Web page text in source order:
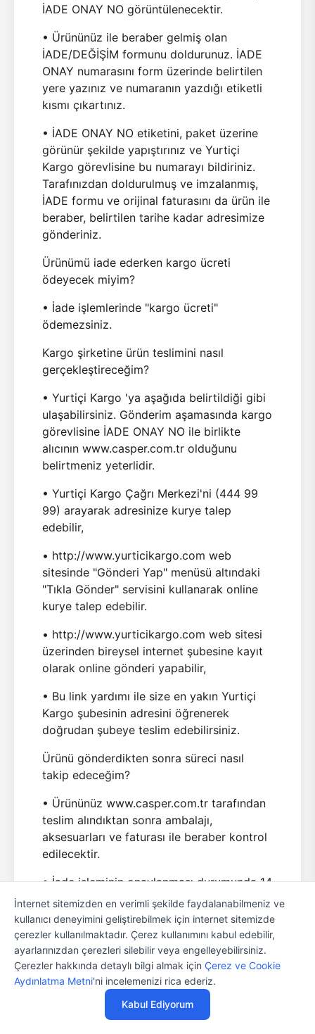
İADE ONAY NO görüntülenecektir.
• Ürününüz ile beraber gelmiş olan
İADE/DEĞİŞİM formunu doldurunuz. İADE
ONAY numarasını form üzerinde belirtilen
yere yazınız ve numaranın yazdığı etiketli
kısmı çıkartınız.
• İADE ONAY NO etiketini, paket üzerine
görünür şekilde yapıştırınız ve Yurtiçi
Kargo görevlisine bu numarayı bildiriniz.
Tarafınızdan doldurulmuş ve imzalanmış,
İADE formu ve orijinal faturasını da ürün ile
beraber, belirtilen tarihe kadar adresimize
gönderiniz.
Ürünümü iade ederken kargo ücreti
ödeyecek miyim?
• İade işlemlerinde "kargo ücreti"
ödemezsiniz.
Kargo şirketine ürün teslimini nasıl
gerçekleştireceğim?
• Yurtiçi Kargo 'ya aşağıda belirtildiği gibi
ulaşabilirsiniz. Gönderim aşamasında kargo
görevlisine İADE ONAY NO ile birlikte
alıcının www.casper.com.tr olduğunu
belirtmeniz yeterlidir.
• Yurtiçi Kargo Çağrı Merkezi'ni (444 99
99) arayarak adresinize kurye talep
edebilir,
• http://www.yurticikargo.com web
sitesinde "Gönderi Yap" menüsü altındaki
"Tıkla Gönder" servisini kullanarak online
kurye talep edebilir.
• http://www.yurticikargo.com web sitesi
üzerinden bireysel internet şubesine kayıt
olarak online gönderi yapabilir,
• Bu link yardımı ile size en yakın Yurtiçi
Kargo şubesinin adresini öğrenerek
doğrudan şubeye teslim edebilirsiniz.
Ürünü gönderdikten sonra süreci nasıl
takip edeceğim?
• Ürününüz www.casper.com.tr tarafından
teslim alındıktan sonra ambalajı,
aksesuarları ve faturası ile beraber kontrol
edilecektir.
• İade işleminin onaylanması durumunda 14
gün içinde "ürün bedeli" tarafınıza geri
ödenecektir.
• İadenizin iade koşulllarına uygun
olmaması durumunda ise; ilgili ürün,
adresinize ücretsiz kargo ile
gönderilecektir.
• İadenizle ilgili durumu Siparişlerim
İnternet sitemizden en verimli şekilde faydalanabilmeniz ve
kullanıcı deneyimini geliştirebilmek için internet sitemizde
çerezler kullanılmaktadır. Çerez kullanımını kabul edebilir,
ayarlarınızdan çerezleri silebilir veya engelleyebilirsiniz.
Çerezler hakkında detaylı bilgi almak için Çerez ve Cookie
Aydınlatma Metni'ni incelemenizi rica ederiz.
Kabul Ediyorum